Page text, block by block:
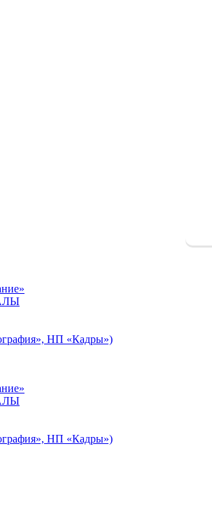
НП «Кадры»)
НП «Кадры»)